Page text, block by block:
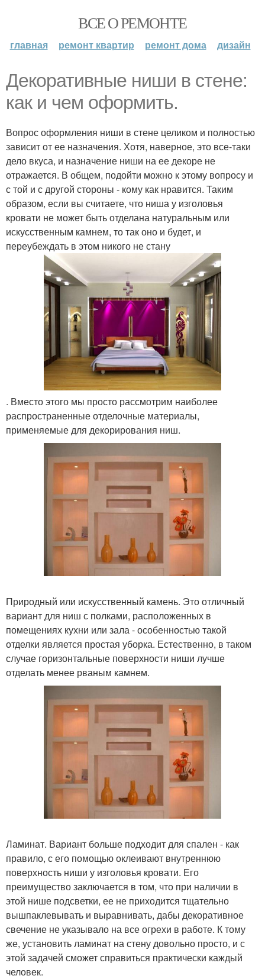
ВСЕ О РЕМОНТЕ
главная ремонт квартир ремонт дома дизайн
Декоративные ниши в стене:
как и чем оформить.
Вопрос оформления ниши в стене целиком и полностью
зависит от ее назначения. Хотя, наверное, это все-таки
дело вкуса, и назначение ниши на ее декоре не
отражается. В общем, подойти можно к этому вопросу и
с той и с другой стороны - кому как нравится. Таким
образом, если вы считаете, что ниша у изголовья
кровати не может быть отделана натуральным или
искусственным камнем, то так оно и будет, и
переубеждать в этом никого не стану
. Вместо этого мы просто рассмотрим наиболее
распространенные отделочные материалы,
применяемые для декорирования ниш.
Природный или искусственный камень. Это отличный
вариант для ниш с полками, расположенных в
помещениях кухни или зала - особенностью такой
отделки является простая уборка. Естественно, в таком
случае горизонтальные поверхности ниши лучше
отделать менее рваным камнем.
Ламинат. Вариант больше подходит для спален - как
правило, с его помощью оклеивают внутреннюю
поверхность ниши у изголовья кровати. Его
преимущество заключается в том, что при наличии в
этой нише подсветки, ее не приходится тщательно
вышпаклевывать и выравнивать, дабы декоративное
свечение не указывало на все огрехи в работе. К тому
же, установить ламинат на стену довольно просто, и с
этой задачей сможет справиться практически каждый
человек.